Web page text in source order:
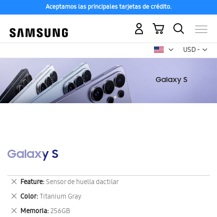
Aceptamos las principales tarjetas de crédito.
USD -
dólar
Mi carrito
Galaxy S
Feature Sensor de huella dactilar
Eliminar
este
artículo
Color Titanium Gray
Eliminar
este
Memoria 256GB
Eliminar